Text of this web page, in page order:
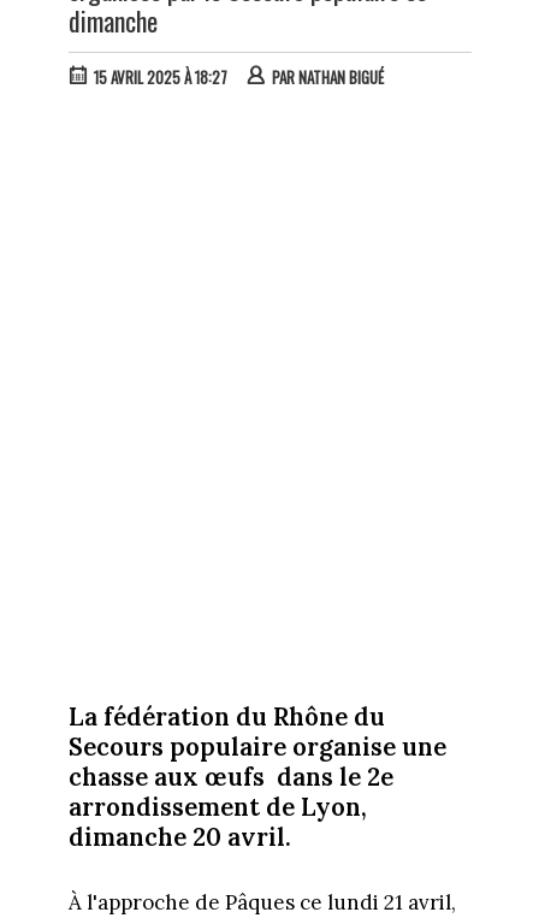
dimanche
15 AVRIL 2025 À 18:27 PARNATHAN BIGUÉ
La fédération du Rhône du
Secours populaire organise une
chasse aux œufs dans le 2e
arrondissement de Lyon,
dimanche 20 avril.
À l'approche de Pâques ce lundi 21 avril,